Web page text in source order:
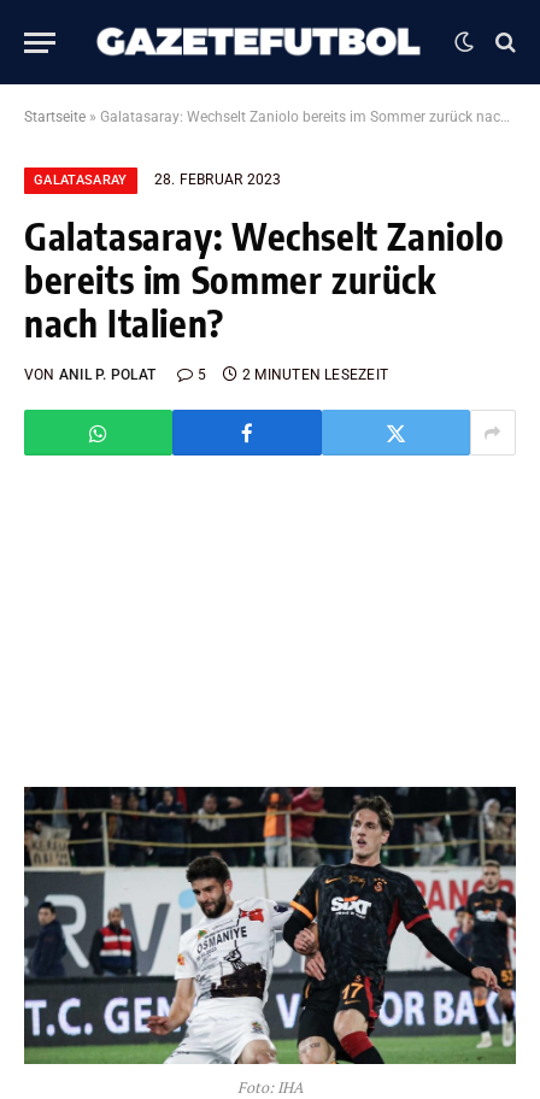
Startseite » Galatasaray: Wechselt Zaniolo bereits im Sommer zurück nach Italien?
GALATASARAY 28. FEBRUAR 2023
Galatasaray: Wechselt Zaniolo
bereits im Sommer zurück
nach Italien?
VON ANIL P. POLAT 5 2 MINUTEN LESEZEIT
Foto: IHA